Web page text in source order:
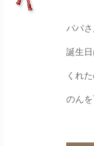
パパ
誕生
くれ
のん